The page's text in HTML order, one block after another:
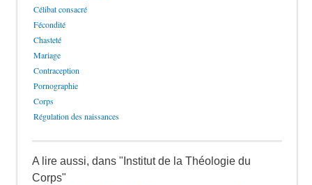
Célibat consacré
Fécondité
Chasteté
Mariage
Contraception
Pornographie
Corps
Régulation des naissances
A lire aussi, dans "Institut de la Théologie du
Corps"